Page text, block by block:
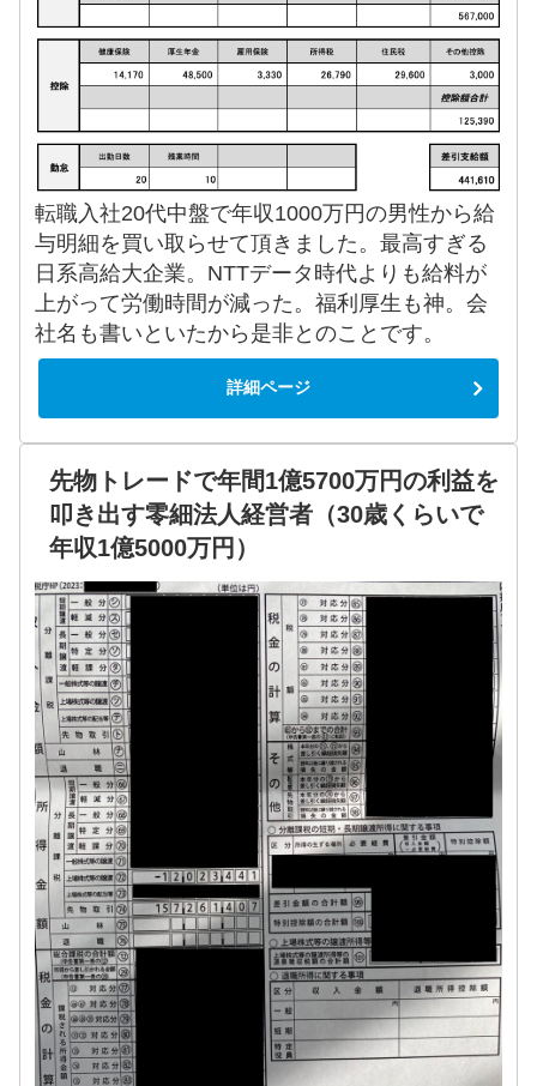
転職入社20代中盤で年収1000万円の男性から給
与明細を買い取らせて頂きました。最高すぎる
日系高給大企業。NTTデータ時代よりも給料が
上がって労働時間が減った。福利厚生も神。会
社名も書いといたから是非とのことです。
詳細ページ
先物トレードで年間1億5700万円の利益を
叩き出す零細法人経営者（30歳くらいで
年収1億5000万円）